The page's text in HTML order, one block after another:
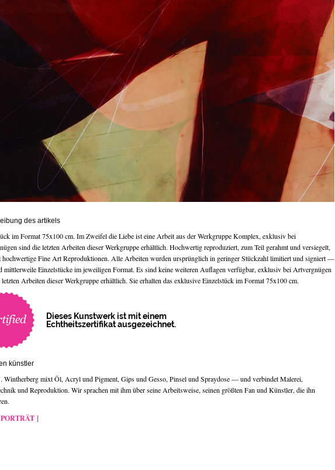
des artikels
im Format 75x100 cm. Im Zweifel die Liebe ist eine Arbeit aus der Werkgruppe Komplex, exklusiv bei
sind die letzten Arbeiten dieser Werkgruppe erhältlich. Hochwertig reproduziert, zum Teil gerahmt und versiegelt,
hochwertige Fine Art Reproduktionen. Alle Arbeiten wurden ursprünglich in geringer Stückzahl limitiert und signiert —
mittlerweile Einzelstücke im jeweiligen Format. Es sind keine weiteren Auflagen verfügbar, exklusiv bei Artvergnügen
Arbeiten dieser Werkgruppe erhältlich. Sie erhalten das exklusive Einzelstück im Format 75x100 cm.
Dieses Kunstwerk ist mit einem
Echtheitszertifikat ausgezeichnet.
künstler
Wintherberg mixt Öl, Acryl und Pigment, Gips und Gesso, Pinsel und Spraydose — und verbindet Malerei,
und Reproduktion. Wir sprachen mit ihm über seine Arbeitsweise, seinen größten Fan und Künstler, die ihn
]